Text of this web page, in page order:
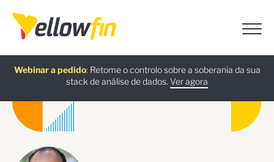
Webinar a pedido: Retome o controlo sobre a soberania da sua
stack de análise de dados. Ver agora
Última versão
Guia gratuito:
Descarregar já
Assistentes de chatbot de IA: